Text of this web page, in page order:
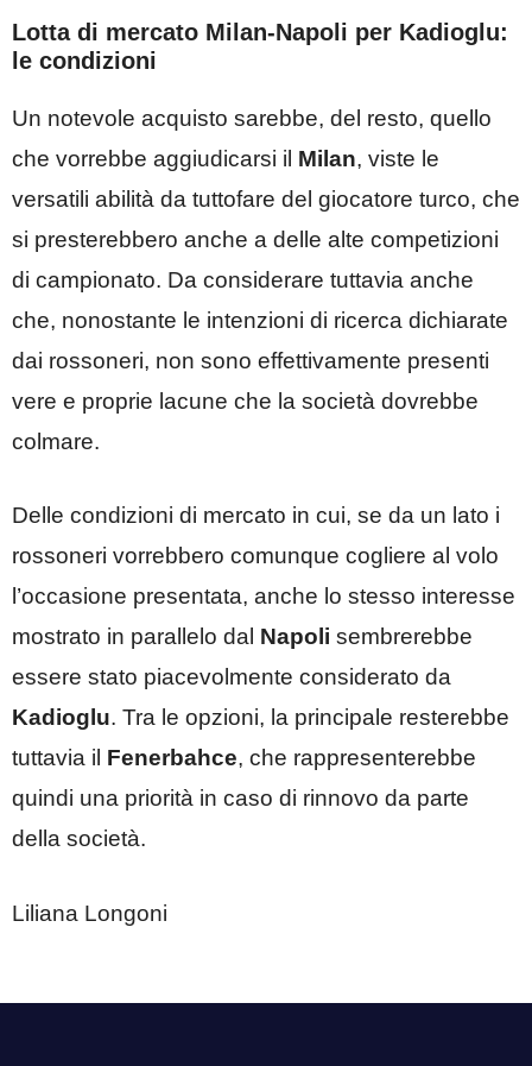
Lotta di mercato Milan-Napoli per Kadioglu:
le condizioni
Un notevole acquisto sarebbe, del resto, quello
che vorrebbe aggiudicarsi il Milan, viste le
versatili abilità da tuttofare del giocatore turco, che
si presterebbero anche a delle alte competizioni
di campionato. Da considerare tuttavia anche
che, nonostante le intenzioni di ricerca dichiarate
dai rossoneri, non sono effettivamente presenti
vere e proprie lacune che la società dovrebbe
colmare.
Delle condizioni di mercato in cui, se da un lato i
rossoneri vorrebbero comunque cogliere al volo
l’occasione presentata, anche lo stesso interesse
mostrato in parallelo dal Napoli sembrerebbe
essere stato piacevolmente considerato da
Kadioglu. Tra le opzioni, la principale resterebbe
tuttavia il Fenerbahce, che rappresenterebbe
quindi una priorità in caso di rinnovo da parte
della società.
Liliana Longoni